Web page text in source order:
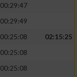
00:29:47
00:29:49
00:25:08
02:15:25
00:25:08
00:25:08